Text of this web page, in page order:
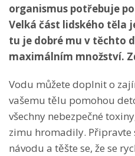
organismus potřebuje
Velká část lidského těla
tu je dobré mu v těchto
maximálním množství.
Vodu můžete doplnit o
vašemu tělu pomohou
všechny nebezpečné
zimu hromadily. Připravte
návodu a těšte se, že se